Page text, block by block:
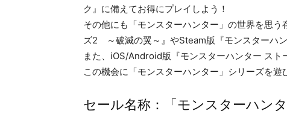
ク』に備えてお得にプレイしよう！
その他にも「モンスターハンター」の世界を思
ズ2 ～破滅の翼～』やSteam版『モンスターハ
また、iOS/Android版『モンスターハンター ス
この機会に「モンスターハンター」シリーズを
セール名称：「モンスターハン